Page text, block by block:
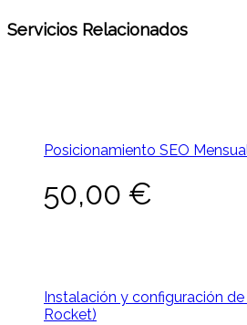
Servicios Relacionados
Posicionamiento SEO
50,00 €
Instalación y configuración
Rocket)